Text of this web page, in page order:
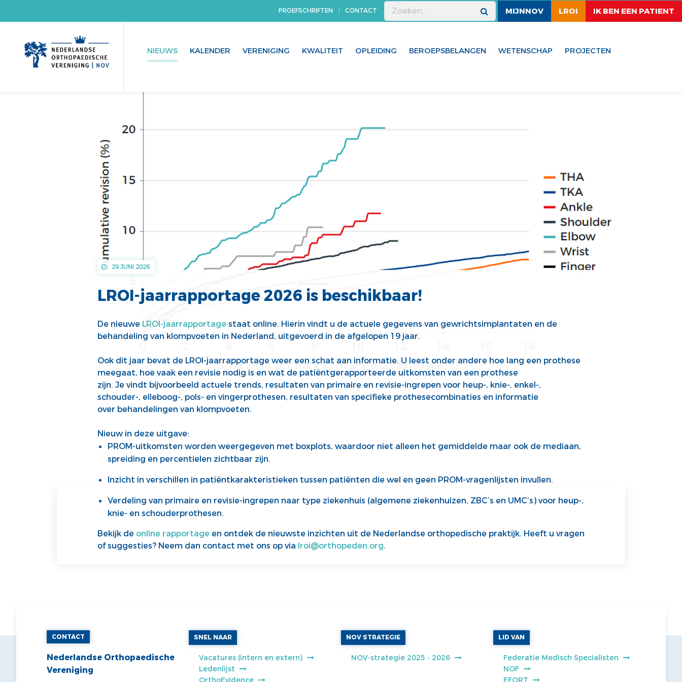
PROEFSCHRIFTEN CONTACT MIJNNOV LROI IK BEN EEN PATIENT
NIEUWS KALENDER VERENIGING KWALITEIT OPLEIDING BEROEPSBELANGEN WETENSCHAP PROJECTEN
29 JUNI 2026
LROI-jaarrapportage 2026 is beschikbaar!
De nieuwe LROI-jaarrapportagestaat online. Hierin vindt u de actuele gegevens van gewrichtsimplantaten en de
behandeling van klompvoeten in Nederland, uitgevoerd in de afgelopen 19 jaar.
Ook dit jaar bevat de LROI-jaarrapportage weer een schat aan informatie. U leest onder andere hoe lang een prothese
meegaat, hoevaak een revisie nodig is en wat de patiëntgerapporteerde uitkomsten van een prothese
zijn. Jevindt bijvoorbeeld actuele trends, resultaten van primaire en revisie-ingrepen voor heup-, knie-, enkel-,
schouder-, elleboog-, pols- en vingerprothesen, resultaten van specifieke prothesecombinaties en informatie
over behandelingen van klompvoeten.
Nieuw in deze uitgave:
PROM-uitkomsten worden weergegeven met boxplots, waardoor niet alleen het gemiddelde maar ook de mediaan,
spreiding en percentielen zichtbaar zijn.
Inzicht in verschillen in patiëntkarakteristieken tussen patiënten die wel en geen PROM-vragenlijsten invullen.
Verdeling van primaire en revisie-ingrepen naar type ziekenhuis (algemene ziekenhuizen, ZBC’s en UMC’s) voor heup-,
knie- en schouderprothesen.
Bekijk de online rapportage en ontdek de nieuwste inzichten uit de Nederlandse orthopedische praktijk. Heeft u vragen
of suggesties? Neem dan contact met ons op via lroi@orthopeden.org.
CONTACT
Nederlandse Orthopaedische
Vereniging
SNEL NAAR
Vacatures (intern en extern)
Ledenlijst
NOV STRATEGIE
NOV-strategie 2025 - 2026
LID VAN
Federatie Medisch Specialisten
NOF